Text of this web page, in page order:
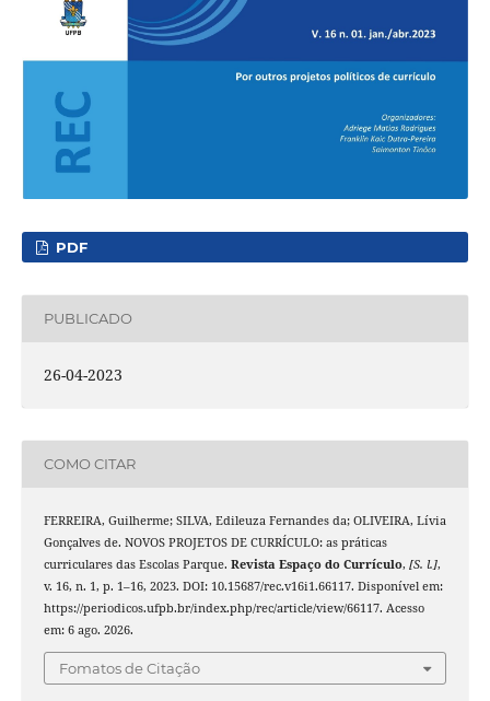
PDF
PUBLICADO
26-04-2023
COMO CITAR
FERREIRA, Guilherme; SILVA, Edileuza Fernandes da; OLIVEIRA, Lívia
Gonçalves de. NOVOS PROJETOS DE CURRÍCULO: as práticas
curriculares das Escolas Parque. Revista Espaço do Currículo, [S. l.],
v. 16, n. 1, p. 1–16, 2023. DOI: 10.15687/rec.v16i1.66117. Disponível em:
https://periodicos.ufpb.br/index.php/rec/article/view/66117. Acesso
em: 6 ago. 2026.
Fomatos de Citação